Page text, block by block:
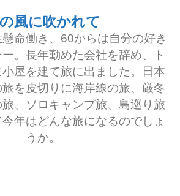
風に吹かれて
命働き、60からは自分の好き
。長年勤めた会社を辞め、ト
屋を建て旅に出ました。日本
を皮切りに海岸線の旅、厳冬
、ソロキャンプ旅、島巡り旅
年はどんな旅になるのでしょ
うか。